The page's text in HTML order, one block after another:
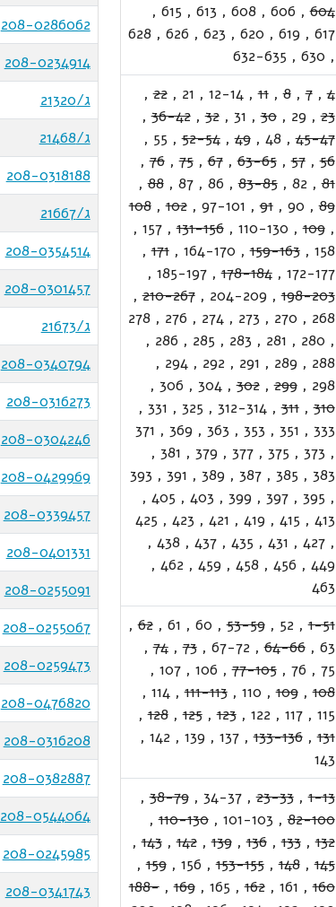
604
,
606
,
608
,
613
,
615
,
617
,
619
,
620
,
623
,
626
,
628
,
630
,
632-635
4
,
7
,
8
,
11
,
12-14
,
21
,
22
,
23
,
29
,
30
,
31
,
32
,
36-42
,
45-47
,
48
,
49
,
52-54
,
55
,
56
,
57
,
63-65
,
67
,
75
,
76
,
81
,
82
,
83-85
,
86
,
87
,
88
,
89
,
90
,
91
,
97-101
,
102
,
108
,
109
,
110-130
,
131-156
,
157
,
158
,
159-163
,
164-170
,
171
,
172-177
,
178-184
,
185-197
,
198-203
,
204-209
,
210-267
,
268
,
270
,
273
,
274
,
276
,
278
,
280
,
281
,
283
,
285
,
286
,
288
,
289
,
291
,
292
,
294
,
298
,
299
,
302
,
304
,
306
,
310
,
311
,
312-314
,
325
,
331
,
333
,
351
,
353
,
363
,
369
,
371
,
373
,
375
,
377
,
379
,
381
,
383
,
385
,
387
,
389
,
391
,
393
,
395
,
397
,
399
,
403
,
405
,
413
,
415
,
419
,
421
,
423
,
425
,
427
,
431
,
435
,
437
,
438
,
449
,
456
,
458
,
459
,
462
,
463
1-51
,
52
,
53-59
,
60
,
61
,
62
,
63
,
64-66
,
67-72
,
73
,
74
,
75
,
76
,
77-105
,
106
,
107
,
108
,
109
,
110
,
111-113
,
114
,
115
,
117
,
122
,
123
,
125
,
128
,
131
,
133-136
,
137
,
139
,
142
,
143
1-13
,
23-33
,
34-37
,
38-79
,
82-100
,
101-103
,
110-130
,
132
,
133
,
136
,
139
,
142
,
143
,
145
,
148
,
153-155
,
156
,
159
,
160
,
161
,
162
,
165
,
169
,
188-
208-0286062
208-0234914
ג/21320
ג/21468
208-0318188
ג/21667
208-0354514
208-0301457
ג/21673
208-0340794
208-0316273
208-0304246
208-0429969
208-0339457
208-0401331
208-0255091
208-0255067
208-0259473
208-0476820
208-0316208
208-0382887
208-0544064
208-0245985
208-0341743